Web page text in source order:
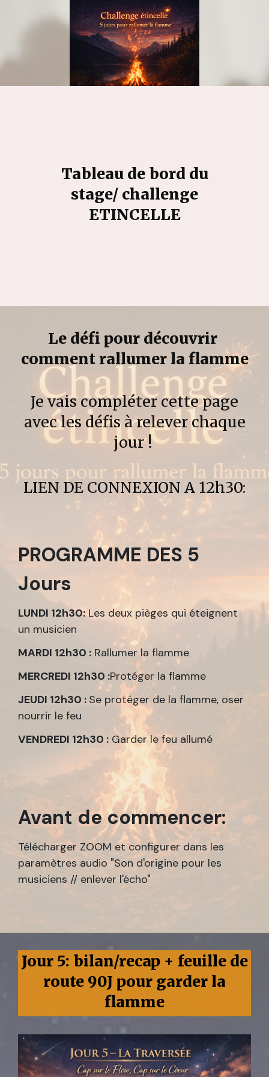
Tableau de bord du
stage/ challenge
ETINCELLE
Le défi pour découvrir
comment rallumer la flamme
Je vais compléter cette page
avec les défis à relever chaque
jour !
LIEN DE CONNEXION A 12h30:
PROGRAMME DES 5
Jours
LUNDI 12h30:Les deux pièges qui éteignent
un musicien
MARDI 12h30 : Rallumer la flamme
MERCREDI 12h30 :Protéger la flamme
JEUDI 12h30 : Se protéger de la flamme, oser
nourrir le feu
VENDREDI 12h30 : Garder le feu allumé
Avant de commencer:
Télécharger ZOOM et configurer dans les
paramètres audio "Son d'origine pour les
musiciens // enlever l'écho"
Jour 5: bilan/recap + feuille de
route 90J pour garder la
flamme